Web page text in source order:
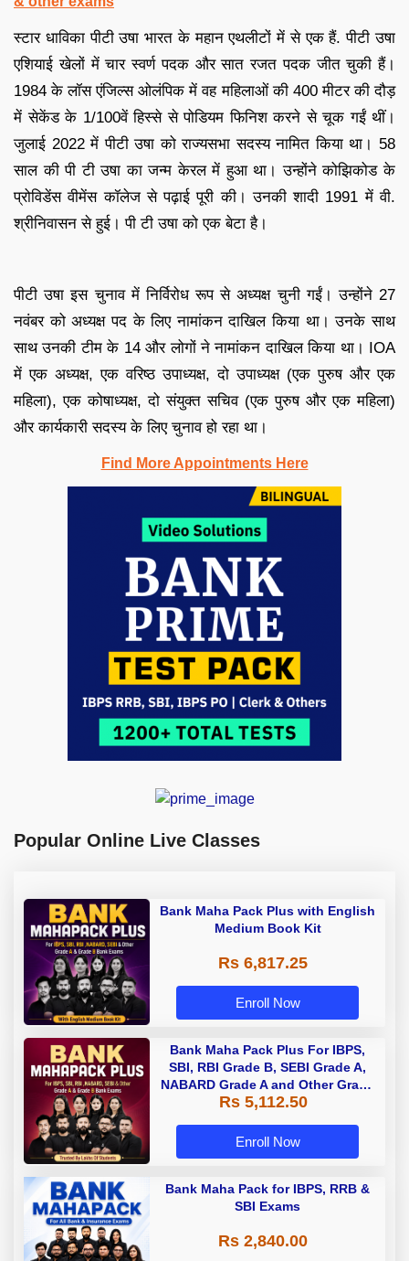
स्टार धाविका पीटी उषा भारत के महान एथलीटों में से एक हैं. पीटी उषा
एशियाई खेलों में चार स्वर्ण पदक और सात रजत पदक जीत चुकी हैं।
1984 के लॉस एंजिल्स ओलंपिक में वह महिलाओं की 400 मीटर की दौड़
में सेकेंड के 1/100वें हिस्से से पोडियम फिनिश करने से चूक गईं थीं।
जुलाई 2022 में पीटी उषा को राज्यसभा सदस्य नामित किया था। 58
साल की पी टी उषा का जन्म केरल में हुआ था। उन्होंने कोझिकोड के
प्रोविडेंस वीमेंस कॉलेज से पढ़ाई पूरी की। उनकी शादी 1991 में वी.
श्रीनिवासन से हुई। पी टी उषा को एक बेटा है।
पीटी उषा इस चुनाव में निर्विरोध रूप से अध्यक्ष चुनी गईं। उन्होंने 27
नवंबर को अध्यक्ष पद के लिए नामांकन दाखिल किया था। उनके साथ
साथ उनकी टीम के 14 और लोगों ने नामांकन दाखिल किया था। IOA
में एक अध्यक्ष, एक वरिष्ठ उपाध्यक्ष, दो उपाध्यक्ष (एक पुरुष और एक
महिला), एक कोषाध्यक्ष, दो संयुक्त सचिव (एक पुरुष और एक महिला)
और कार्यकारी सदस्य के लिए चुनाव हो रहा था।
Find More Appointments Here
Popular Online Live Classes
Bank Maha Pack Plus with English
Medium Book Kit
Rs 6,817.25
Enroll Now
Bank Maha Pack Plus For IBPS,
SBI, RBI Grade B, SEBI Grade A,
NABARD Grade A and Other Grade
A & Grade B Bank Exams
Rs 5,112.50
Enroll Now
Bank Maha Pack for IBPS, RRB &
SBI Exams
Rs 2,840.00